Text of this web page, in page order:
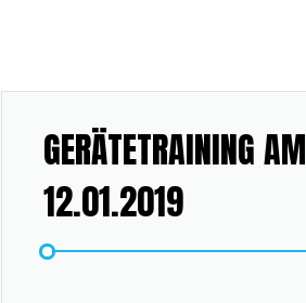
GERÄTETRAINING AM
12.01.2019